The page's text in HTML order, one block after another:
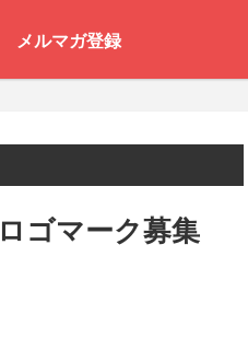
メルマガ登録
ゴマーク募集